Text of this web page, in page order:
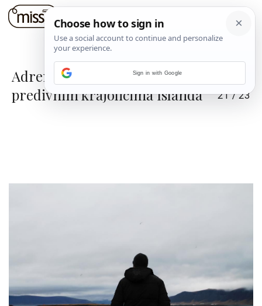
Adrenalinska tura po
predivnim krajolicima Islanda
21/23
Sign in with Google